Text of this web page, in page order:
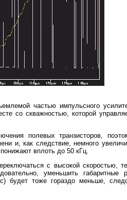
частью импульсного
со скважностью, которой
полевых транзисторов,
и, как следствие, немного
вплоть до 50 кГц.
с высокой скоростью,
уменьшить габаритные
будет тоже гораздо меньше,